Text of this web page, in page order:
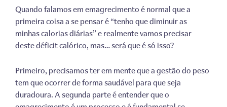
Quando falamos em emagrecimento é normal que a
primeira coisa a se pensar é “tenho que diminuir as
minhas calorias diárias” e realmente vamos precisar
deste déficit calórico, mas… será que é só isso?
Primeiro, precisamos ter em mente que a gestão do peso
tem que ocorrer de forma saudável para que seja
duradoura. A segunda parte é entender que o